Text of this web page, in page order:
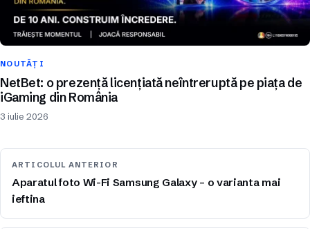
NOUTĂȚI
NetBet: o prezență licențiată neîntreruptă pe piața de
iGaming din România
3 iulie 2026
ARTICOLUL ANTERIOR
Aparatul foto Wi-Fi Samsung Galaxy – o varianta mai
ieftina